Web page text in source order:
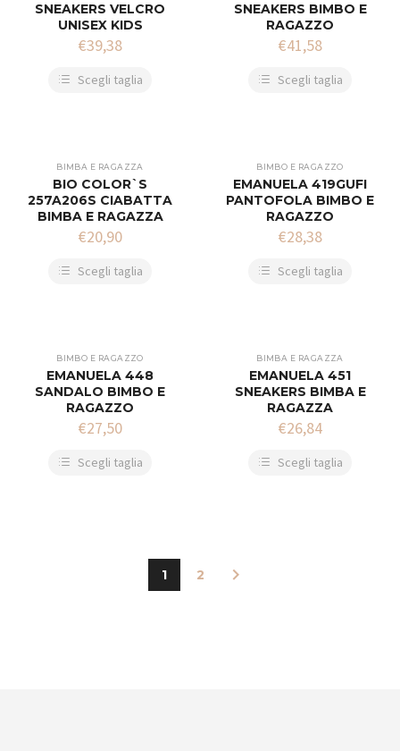
SNEAKERS VELCRO
UNISEX KIDS
€39,38
Scegli taglia
SNEAKERS BIMBO E
RAGAZZO
€41,58
Scegli taglia
BIMBA E RAGAZZA
BIO COLOR`S
257A206S CIABATTA
BIMBA E RAGAZZA
€20,90
Scegli taglia
BIMBO E RAGAZZO
EMANUELA 419GUFI
PANTOFOLA BIMBO E
RAGAZZO
€28,38
Scegli taglia
BIMBO E RAGAZZO
EMANUELA 448
SANDALO BIMBO E
RAGAZZO
€27,50
Scegli taglia
BIMBA E RAGAZZA
EMANUELA 451
SNEAKERS BIMBA E
RAGAZZA
€26,84
Scegli taglia
1 2